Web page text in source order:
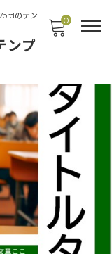
のテン
ンプ
0